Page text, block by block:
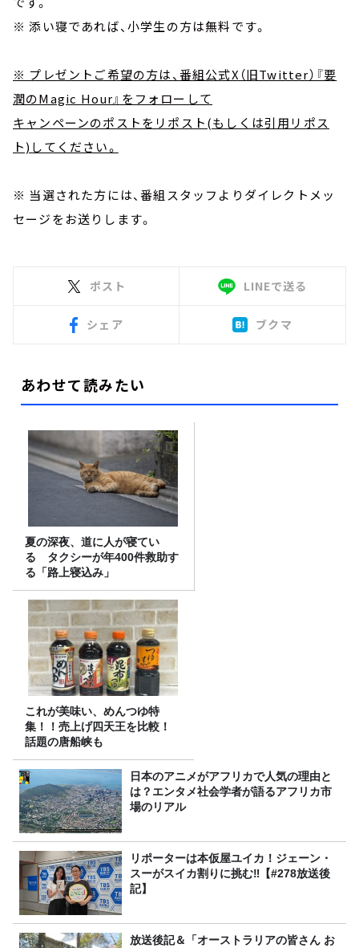
※ 添い寝であれば、小学生の方は無料です。
※ プレゼントご希望の方は、番組公式X（旧Twitter）『要
潤のMagic Hour』をフォローして
キャンペーンのポストをリポスト(もしくは引用リポス
ト)してください。
※ 当選された方には、番組スタッフよりダイレクトメッ
セージをお送りします。
ポスト LINEで送る
シェア ブクマ
あわせて読みたい
夏の深夜、道に人が寝てい
る タクシーが年400件救助す
る「路上寝込み」
これが美味い、めんつゆ特
集！！売上げ四天王を比較！
話題の唐船峡も
日本のアニメがアフリカで人気の理由と
は？エンタメ社会学者が語るアフリカ市
場のリアル
リポーターは本仮屋ユイカ！ジェーン・
スーがスイカ割りに挑む‼【#278放送後
記】
放送後記＆「オーストラリアの皆さん お